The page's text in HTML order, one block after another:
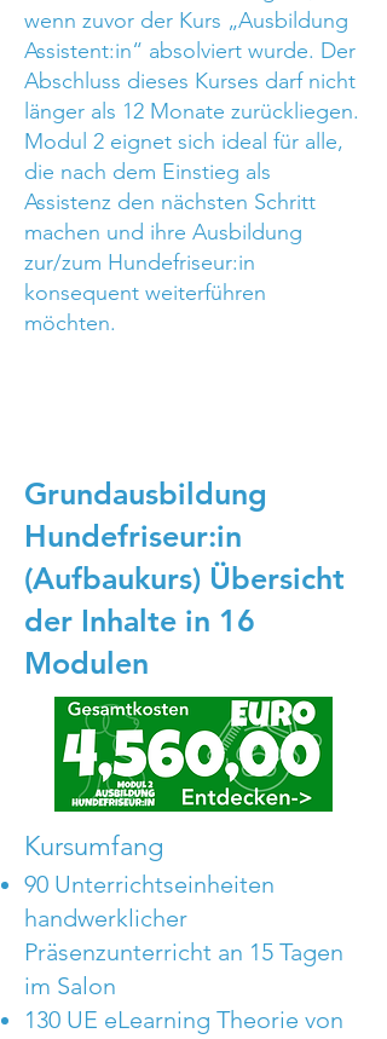
wenn zuvor der Kurs „Ausbildung
Assistent:in“ absolviert wurde. Der
Abschluss dieses Kurses darf nicht
länger als 12 Monate zurückliegen.
Modul 2 eignet sich ideal für alle,
die nach dem Einstieg als
Assistenz den nächsten Schritt
machen und ihre Ausbildung
zur/zum Hundefriseur:in
konsequent weiterführen
möchten.
Grundausbildung
Hundefriseur:in
(Aufbaukurs) Übersicht
der Inhalte in 16
Modulen
Kursumfang
90 Unterrichtseinheiten
handwerklicher
Präsenzunterricht an 15 Tagen
im Salon
130 UE eLearning Theorie von